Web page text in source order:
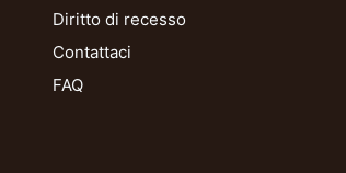
Diritto di recesso
Contattaci
FAQ